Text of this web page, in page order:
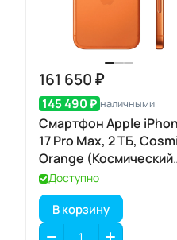
161 650 ₽
145 490 ₽ наличными
Смартфон Apple
17 Pro Max, 2 ТБ,
Orange (Космический
оранжевый) Dual eSIM
Доступно
В корзину